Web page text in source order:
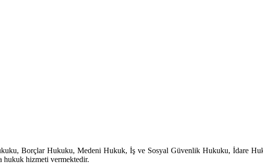
Borçlar Hukuku, Medeni Hukuk, İş ve Sosyal Güvenlik Hukuku, İdare
hukuk hizmeti vermektedir.